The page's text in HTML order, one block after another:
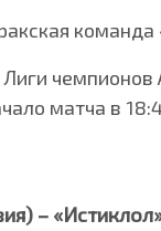
матча в
–